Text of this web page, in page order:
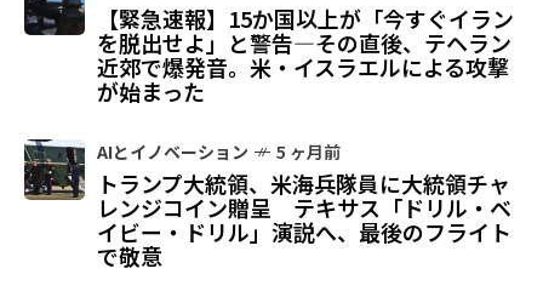
【緊急速報】15か国以上が「今すぐイラン
を脱出せよ」と警告—その直後、テヘラン
近郊で爆発音。米・イスラエルによる攻撃
が始まった
AIとイノベーション 5 ヶ月前
トランプ大統領、米海兵隊員に大統領チャ
レンジコイン贈呈 テキサス「ドリル・ベ
イビー・ドリル」演説へ、最後のフライト
で敬意